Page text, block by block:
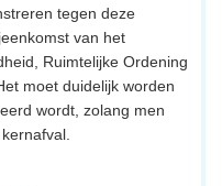
tegen deze
van het
Ruimtelijke Ordening
moet duidelijk worden
wordt, zolang men